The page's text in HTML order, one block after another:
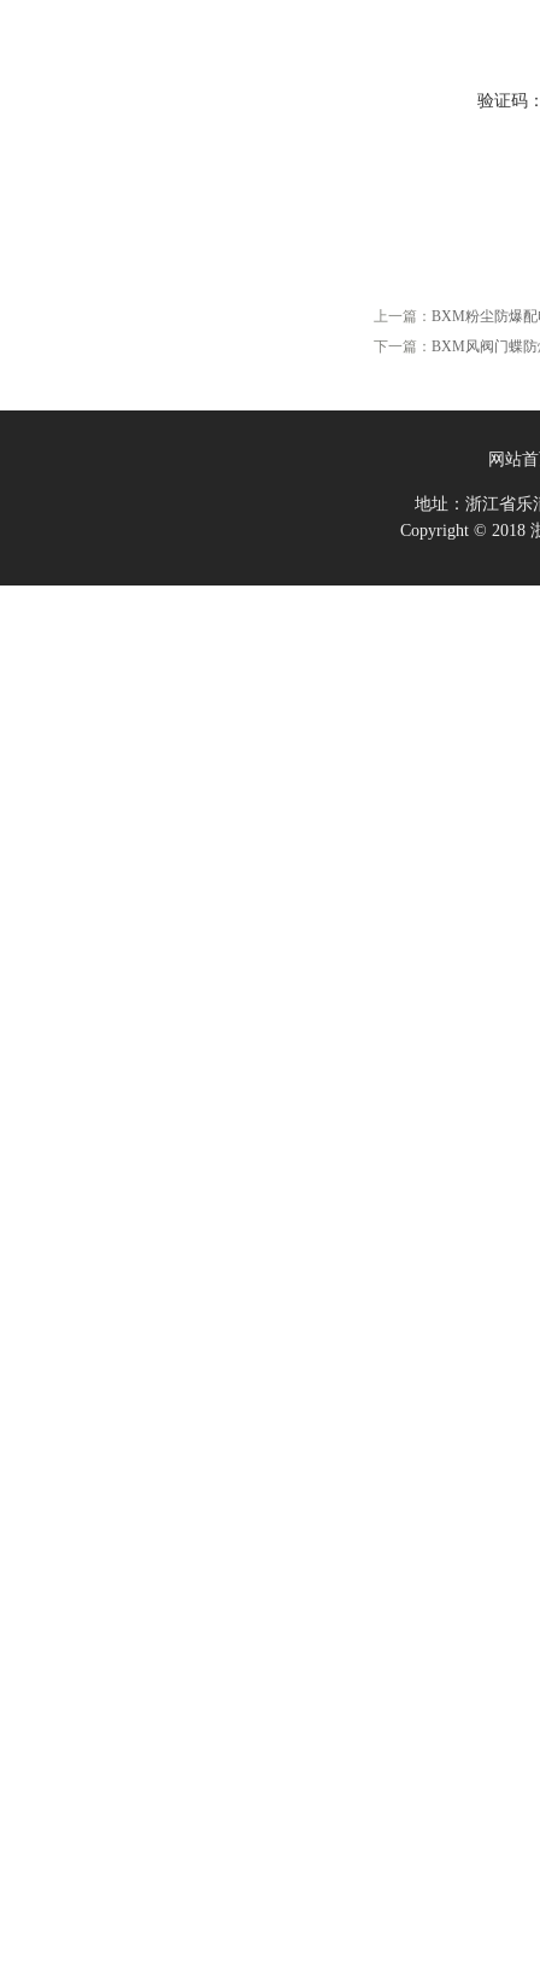
验证码
上一篇： BXM粉尘防爆配
下一篇： BXM风阀门蝶
网站
地址：浙江省
Copyright © 2018